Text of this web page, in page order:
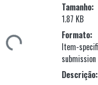
Tamanho:
1.87 KB
Formato:
Item-
submission
Descrição: